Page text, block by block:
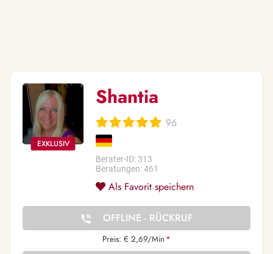
Shantia
96
Berater-ID: 313
Beratungen: 461
Als Favorit speichern
OFFLINE - RÜCKRUF
Preis: € 2,69/Min *